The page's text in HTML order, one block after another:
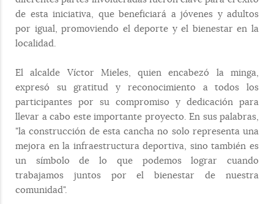
de esta iniciativa, que beneficiará a jóvenes y adultos
por igual, promoviendo el deporte y el bienestar en la
localidad.
El alcalde Víctor Mieles, quien encabezó la minga,
expresó su gratitud y reconocimiento a todos los
participantes por su compromiso y dedicación para
llevar a cabo este importante proyecto. En sus palabras,
"la construcción de esta cancha no solo representa una
mejora en la infraestructura deportiva, sino también es
un símbolo de lo que podemos lograr cuando
trabajamos juntos por el bienestar de nuestra
comunidad".